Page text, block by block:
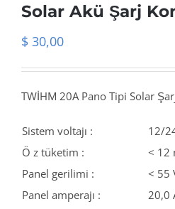
Solar Akü Şarj
$ 30,00
TWİHM 20A Pano Tipi Solar
Sistem voltajı :
12/
Ö z tüketim :
< 12
Panel gerilimi :
< 55
Panel amperajı :
20,0